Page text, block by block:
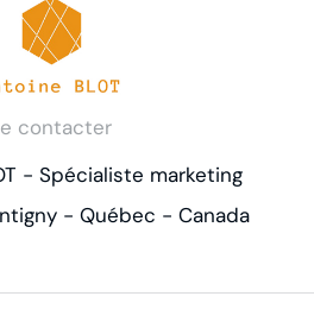
contacter
- Spécialiste marketing
- Québec - Canada